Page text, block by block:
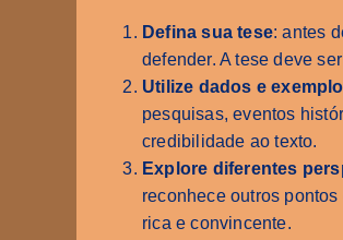
Defina sua tese: antes
defender. A tese deve
Utilize dados e
pesquisas, eventos
credibilidade ao texto.
Explore diferentes
reconhece outros
rica e convincente.